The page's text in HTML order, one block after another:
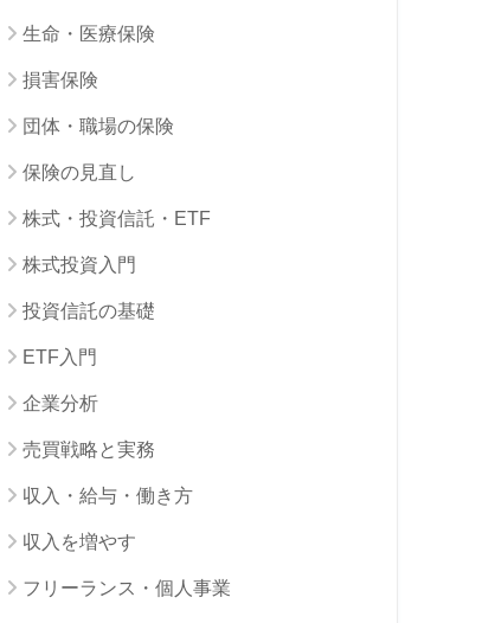
生命・医療保険
損害保険
団体・職場の保険
保険の見直し
株式・投資信託・ETF
株式投資入門
投資信託の基礎
ETF入門
企業分析
売買戦略と実務
収入・給与・働き方
収入を増やす
フリーランス・個人事業